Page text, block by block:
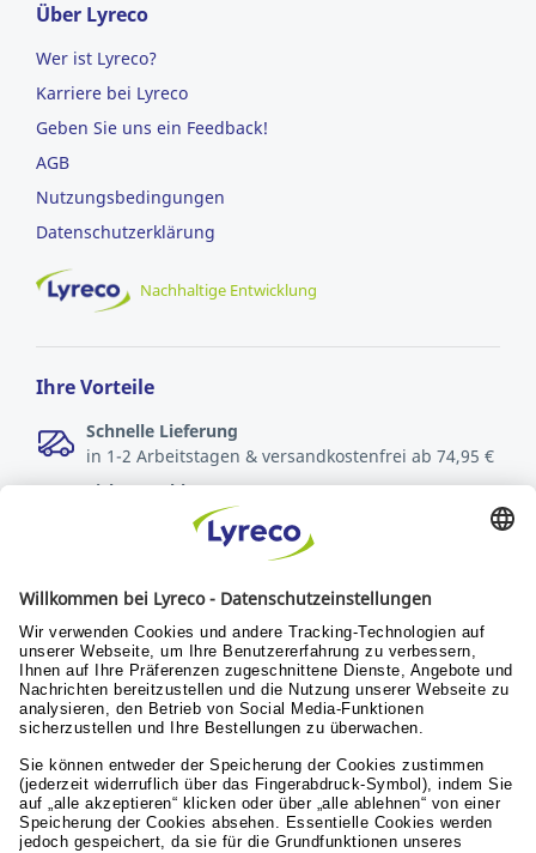
Über Lyreco
Wer ist Lyreco?
Karriere bei Lyreco
Geben Sie uns ein Feedback!
AGB
Nutzungsbedingungen
Datenschutzerklärung
Nachhaltige Entwicklung
Ihre Vorteile
Schnelle Lieferung
in 1-2 Arbeitstagen & versandkostenfrei ab 74,95 €
Sichere Zahlungsarten
Rechnung oder Kreditkarte
Kostenlose Rücksendungen
Verantwortung
Nachhaltigkeit
Menschen & Werte
Lyreco for Education